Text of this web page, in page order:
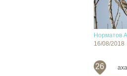
Норматов
16/08/2018
26